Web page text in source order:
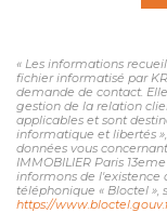
« Les informations
fichier informatisé par
demande de contact.
gestion de la relation
applicables et sont
informatique et libertés
données vous
IMMOBILIER Paris
informons de l'existence
téléphonique « Bloctel »,
https://